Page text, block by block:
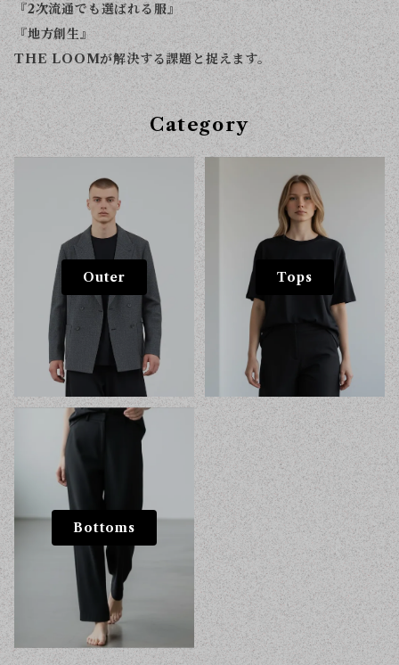
『2次流通でも選ばれる服』
『地方創生』
THE LOOMが解決する課題と捉えます。
Category
Outer Tops
Bottoms